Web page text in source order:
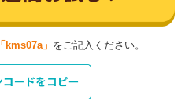
「kms07a」 をご記入ください。